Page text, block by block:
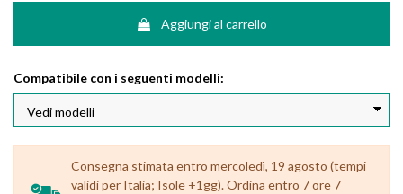
Aggiungi al carrello
Compatibile con i seguenti modelli:
Consegna stimata entro mercoledì, 19 agosto (tempi
validi per Italia; Isole +1gg). Ordina entro 7 ore 7